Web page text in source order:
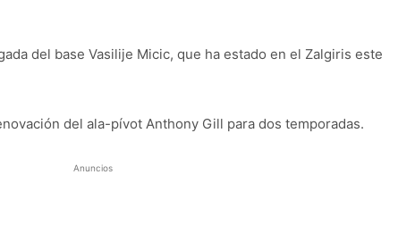
del base Vasilije Micic, que ha estado en el Zalgiris este
del ala-pívot Anthony Gill para dos temporadas.
Anuncios